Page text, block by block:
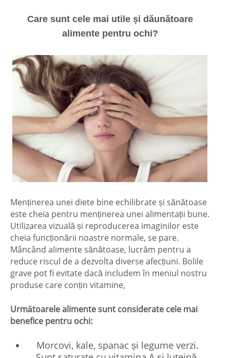
Care sunt cele mai utile și dăunătoare
alimente pentru ochi?
Menținerea unei diete bine echilibrate și sănătoase
este cheia pentru menținerea unei alimentații bune.
Utilizarea vizuală și reproducerea imaginilor este
cheia funcționării noastre normale, se pare.
Mâncând alimente sănătoase, lucrăm pentru a
reduce riscul de a dezvolta diverse afecțiuni. Bolile
grave pot fi evitate dacă includem în meniul nostru
produse care conțin vitamine,
Următoarele alimente sunt considerate cele mai
benefice pentru ochi:
Morcovi, kale, spanac și legume verzi.